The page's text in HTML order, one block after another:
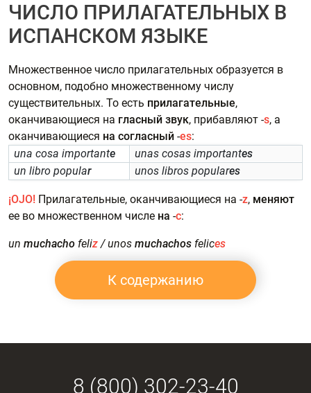
ЧИСЛО ПРИЛАГАТЕЛЬНЫХ В
ИСПАНСКОМ ЯЗЫКЕ
Множественное число прилагательных образуется в
основном, подобно множественному числу
существительных. То есть прилагательные,
оканчивающиеся на гласный звук, прибавляют -s, а
оканчивающиеся на согласный -es:
una cosa importante unas cosas importantes
un libro popular unos libros populares
¡OJO! Прилагательные, оканчивающиеся на -z, меняют
ее во множественном числе на -с:
un muchacho feliz/ unos muchachos felices
К содержанию
8 (800) 302-23-40